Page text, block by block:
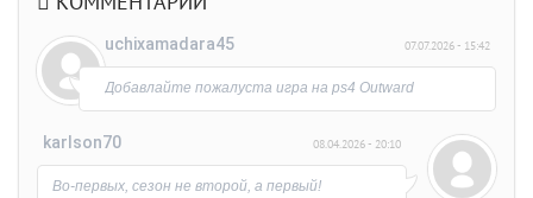
uchixamadara45 07.07.2026 - 15:42
Добавлайте пожалуста игра на ps4 Outward
karlson70 08.04.2026 - 20:10
Во-первых, сезон не второй, а первый!